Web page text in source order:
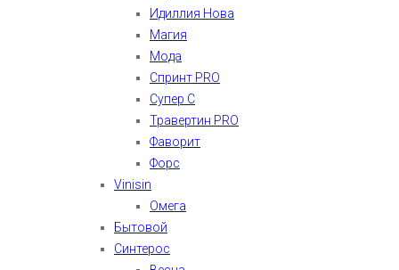
Идиллия Нова
Магия
Мода
Спринт PRO
Супер С
Травертин PRO
Фаворит
Форс
Vinisin
Омега
Бытовой
Синтерос